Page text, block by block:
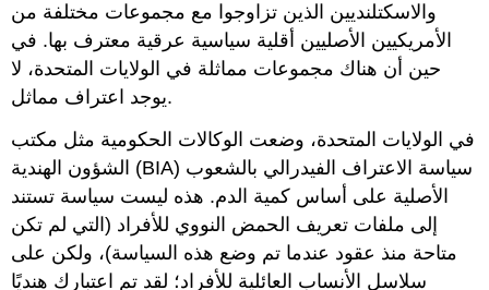
والاسكتلنديين الذين تزاوجوا مع مجموعات مختلفة من
الأمريكيين الأصليين أقلية سياسية عرقية معترف بها. في
حين أن هناك مجموعات مماثلة في الولايات المتحدة، لا
يوجد اعتراف مماثل.
في الولايات المتحدة، وضعت الوكالات الحكومية مثل مكتب
الشؤون الهندية (BIA) سياسة الاعتراف الفيدرالي بالشعوب
الأصلية على أساس كمية الدم. هذه ليست سياسة تستند
إلى ملفات تعريف الحمض النووي للأفراد (التي لم تكن
متاحة منذ عقود عندما تم وضع هذه السياسة)، ولكن على
سلاسل الأنساب العائلية للأفراد؛ لقد تم اعتبارك هنديًا